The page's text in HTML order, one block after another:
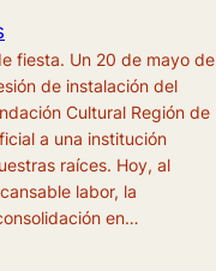
fiesta. Un 20 de mayo de
de instalación del
Cultural Región de
a una institución
raíces. Hoy, al
labor, la
en…